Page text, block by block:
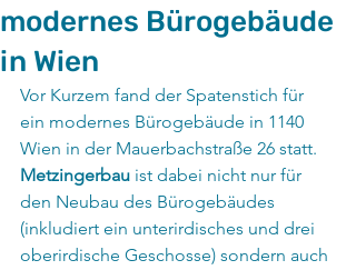
modernes Bürogebäude
in Wien
Vor Kurzem fand der Spatenstich für
ein modernes Bürogebäude in 1140
Wien in der Mauerbachstraße 26 statt.
Metzingerbau ist dabei nicht nur für
den Neubau des Bürogebäudes
(inkludiert ein unterirdisches und drei
oberirdische Geschosse) sondern auch